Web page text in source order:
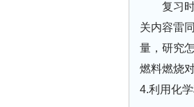
复习
关内容雷
量，研究
燃料燃烧
4.利用化